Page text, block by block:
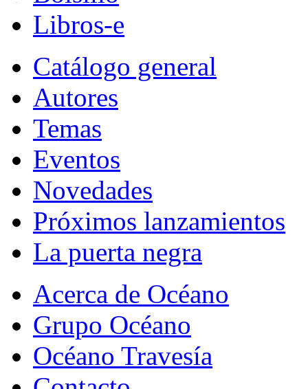
Libros-e
Catálogo general
Autores
Temas
Eventos
Novedades
Próximos lanzamientos
La puerta negra
Acerca de Océano
Grupo Océano
Océano Travesía